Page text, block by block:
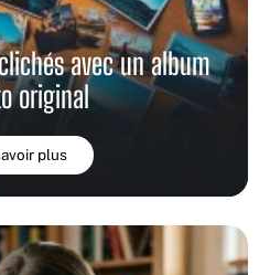
avec un album
original
plus